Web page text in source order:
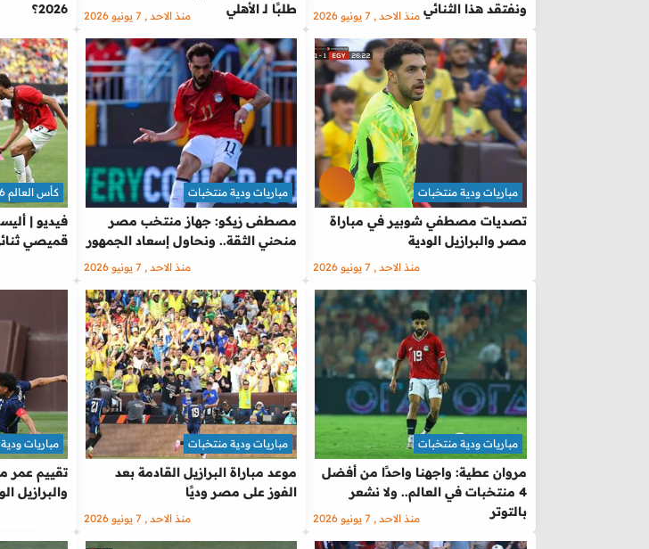
ونفتقد هذا الثنائي منذ الاحد , 7 يونيو 2026
طلبًا لـ الأهلي
منذ الاحد , 7 يونيو 2026
2026؟
تصديات مصطفي شوبير في مباراة
مصر والبرازيل الودية
مباريات ودية منتخبات
منذ الاحد , 7 يونيو 2026
مصطفى زيكو: جهاز منتخب مصر
منحني الثقة.. ونحاول إسعاد الجمهور
مباريات ودية منتخبات
منذ الاحد , 7 يونيو 2026
فيديو |
قميصي
كأس العالم 2026
مروان عطية: واجهنا واحدًا من أفضل
4 منتخبات في العالم.. ولا نشعر
بالتوتر
مباريات ودية منتخبات
منذ الاحد , 7 يونيو 2026
موعد مباراة البرازيل القادمة بعد
الفوز على مصر وديًا
مباريات ودية منتخبات
منذ الاحد , 7 يونيو 2026
تقييم عمر
والبرازيل
مباريات